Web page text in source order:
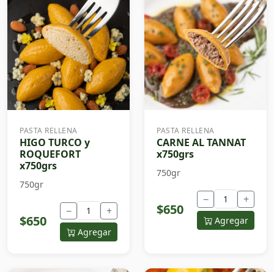
PASTA RELLENA
HIGO TURCO y
ROQUEFORT
x750grs
750gr
$650
− +
Agregar
PASTA RELLENA
CARNE AL TANNAT
x750grs
750gr
$650
− +
Agregar